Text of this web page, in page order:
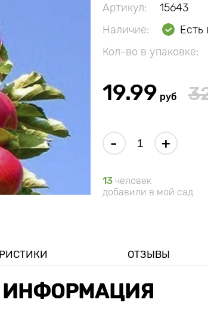
Артикул:
15643
Наличие:
Есть
Кол-во в упаковке:
19.99 руб
- +
13 человек
добавили в мой сад
ОТЗЫВЫ
ИНФОРМАЦИЯ